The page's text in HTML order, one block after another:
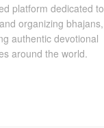
platform dedicated to
organizing bhajans,
authentic devotional
around the world.